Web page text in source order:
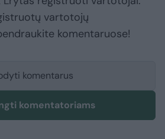
vartotojų
komentaruose!
komentarus
komentatoriams